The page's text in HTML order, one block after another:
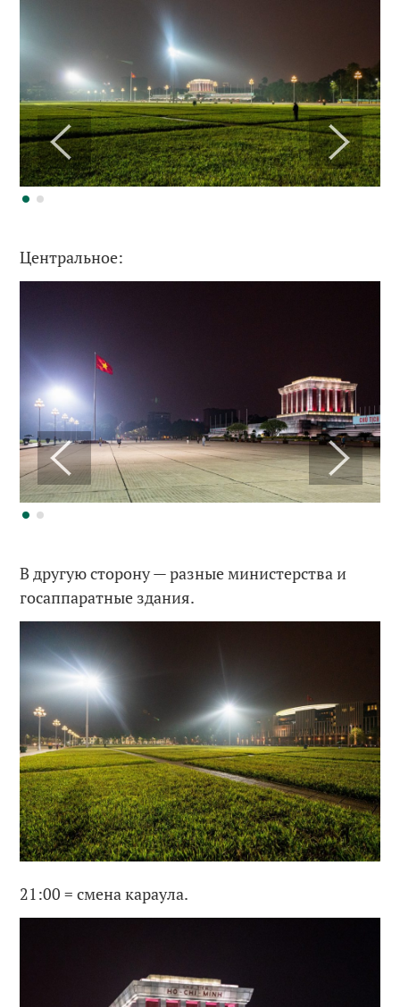
Центральное:
В другую сторону — разные министерства и
госаппаратные здания.
21:00 = смена караула.